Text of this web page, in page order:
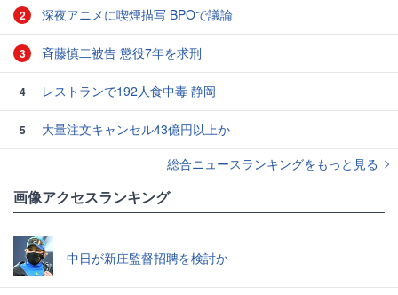
2 深夜アニメに喫煙描写 BPOで議論
3 斉藤慎二被告 懲役7年を求刑
4 レストランで192人食中毒 静岡
5
大量注文キャンセル43億円以上か
総合ニュースランキングをもっと見る
画像アクセスランキング
中日が新庄監督招聘を検討か